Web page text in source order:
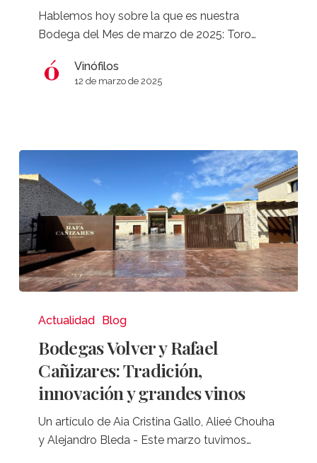
España
Hablemos hoy sobre la que es nuestra
Bodega del Mes de marzo de 2025: Toro…
Vinófilos
12 de marzo de 2025
Volver
Rafael
Cañizares:
Tradición,
grandes
Actualidad Blog
Bodegas Volver y Rafael
Cañizares: Tradición,
innovación y grandes vinos
Un artículo de Aia Cristina Gallo, Alieé Chouha
y Alejandro Bleda - Este marzo tuvimos…